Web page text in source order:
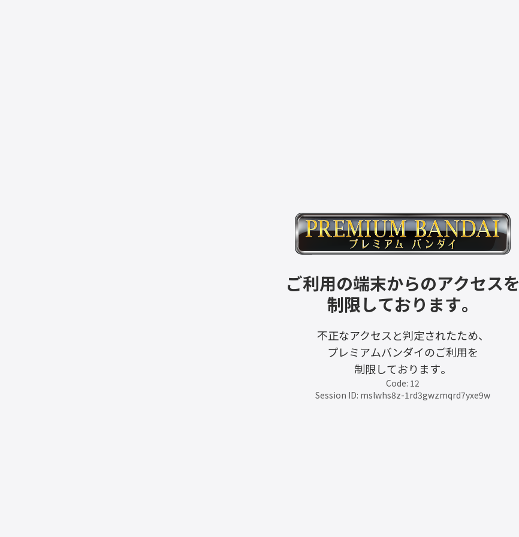
ご利用の端末からのアクセスを
制限しております。
不正なアクセスと判定されたため、
プレミアムバンダイのご利用を
制限しております。
Code: 12
Session ID: mslwhs8z-1rd3gwzmqrd7yxe9w